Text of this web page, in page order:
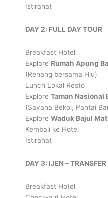
Istirahat
DAY 2: FULL DAY TOUR
Breakfast Hotel
Explore Rumah Apung
(Renang bersama Hiu)
Lunch Lokal Resto
Explore Taman Nasional
(Savana Bekol, Pantai
Explore Waduk Bajul Mati
Kembali ke Hotel
Istirahat
DAY 3: IJEN –
Breakfast Hotel